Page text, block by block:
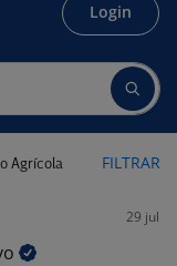
Login
Agrícola FILTRAR
29 jul